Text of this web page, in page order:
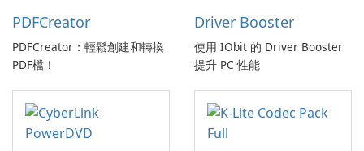
PDFCreator
PDFCreator：輕鬆創建和轉換
PDF檔！
Driver Booster
使用 IObit 的 Driver Booster
提升 PC 性能